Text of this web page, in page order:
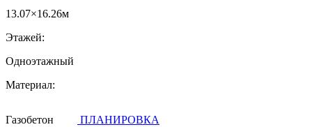
13.07×16.26м
Этажей:
Одноэтажный
Материал:
Газобетон
ПЛАНИРОВКА